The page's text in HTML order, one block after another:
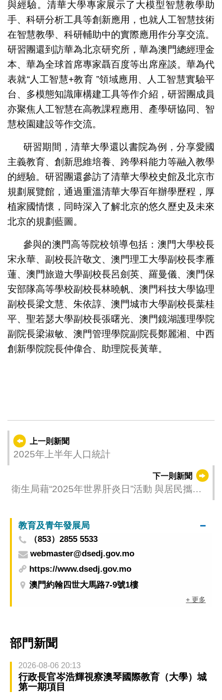
與經驗。清華大學專家展示了大模型智慧教學助
手、科研分析工具等創新應用，也就人工智慧技術
在智慧教學、科研輔助中的實際應用作分享交流。
研習團還到訪華為北京研究所，華為澳門總經理金
本、華為全球首席專家聶百度等出席座談。華為代
表就“人工智慧+教育 ”領域應用、人工智慧實驗平
台、多模態知識庫構建工具等作介紹，研習團成員
亦聚焦人工智慧在高教課程應用、產學研協同、智
慧校園建設等作交流。
研習期間，清華大學還以書院為例，分享愛國
主義教育、創新思維培養、跨學科能力等融入教學
的經驗。研習團還參訪了清華大學校史館及北京市
規劃展覽館，通過重溫清華大學百年辦學歷程，厚
植家國情懷，同時深入了解北京的悠久歷史及未來
北京的規劃藍圖。
參與的澳門高等院校領導包括：澳門大學校長
宋永華、副校長許敬文、澳門理工大學副校長李雁
蓮、澳門旅遊大學副校長呂劍英、羅曼儀、澳門保
安部隊高等學校副校長林曉帆、澳門科技大學協理
副校長梁文慧、朱依諄、澳門城市大學副校長葉桂
平、聖若瑟大學副校長張曙光、澳門鏡湖護理學院
副院長梁淑敏、澳門管理學院副院長鄭麗湘、中西
創新學院院長仲偉合、助理院長黃華。
上一則新聞
2025年上半年人口統計
下一則新聞
衛生局藉“2025年世界肝炎日”活動 與居民攜手
教育及青年發展局
（853）2855 5533
webmaster@dsedj.gov.mo
https://www.dsedj.gov.mo
澳門約翰四世大馬路7-9號1樓
+ 更多
部門新聞
2026-08-06 20:13
行政長官岑浩輝視察澳琴國際教育（大學）城
第一期項目